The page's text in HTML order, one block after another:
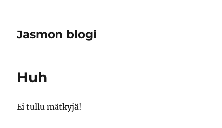
Jasmon blogi
Huh
Ei tullu mätkyjä!